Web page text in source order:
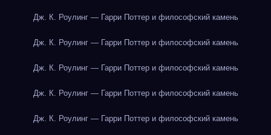
Дж. К. Роулинг — Гарри Поттер и философский камень
Дж. К. Роулинг — Гарри Поттер и философский камень
Дж. К. Роулинг — Гарри Поттер и философский камень
Дж. К. Роулинг — Гарри Поттер и философский камень
Дж. К. Роулинг — Гарри Поттер и философский камень